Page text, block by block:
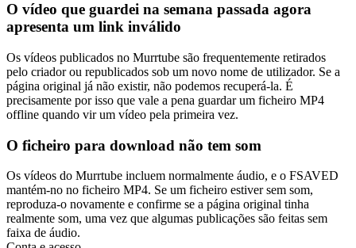
O vídeo que guardei na semana passada agora
apresenta um link inválido
Os vídeos publicados no Murrtube são frequentemente retirados
pelo criador ou republicados sob um novo nome de utilizador. Se a
página original já não existir, não podemos recuperá-la. É
precisamente por isso que vale a pena guardar um ficheiro MP4
offline quando vir um vídeo pela primeira vez.
O ficheiro para download não tem som
Os vídeos do Murrtube incluem normalmente áudio, e o FSAVED
mantém-no no ficheiro MP4. Se um ficheiro estiver sem som,
reproduza-o novamente e confirme se a página original tinha
realmente som, uma vez que algumas publicações são feitas sem
faixa de áudio.